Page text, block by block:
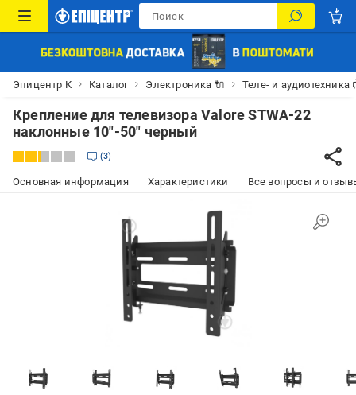
Эпицентр К Каталог Электроника 🔌 Теле- и аудиотехника
Крепление для телевизора Valore STWA-22
наклонные 10"-50" черный
3
Основная информация Характеристики Все вопросы и